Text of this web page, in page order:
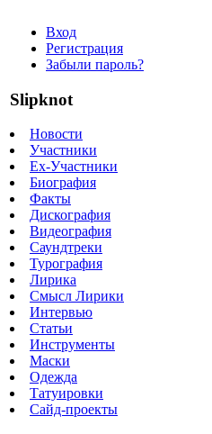
Вход
Регистрация
Забыли пароль?
Slipknot
Новости
Участники
Ex-Участники
Биография
Факты
Дискография
Видеография
Саундтреки
Турография
Лирика
Смысл Лирики
Интервью
Статьи
Инструменты
Маски
Одежда
Татуировки
Сайд-проекты